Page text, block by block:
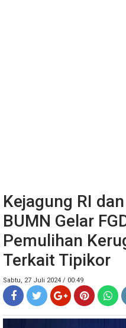
Kejagung RI
BUMN Gelar
Pemulihan
Terkait Tipikor
Sabtu, 27 Juli 2024 / 00:49